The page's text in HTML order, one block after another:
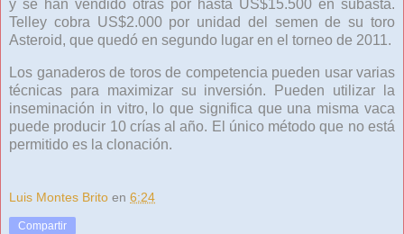
y se han vendido otras por hasta US$15.500 en subasta.
Telley cobra US$2.000 por unidad del semen de su toro
Asteroid, que quedó en segundo lugar en el torneo de 2011.
Los ganaderos de toros de competencia pueden usar varias
técnicas para maximizar su inversión. Pueden utilizar la
inseminación in vitro, lo que significa que una misma vaca
puede producir 10 crías al año. El único método que no está
permitido es la clonación.
Luis Montes Brito en 6:24
Compartir